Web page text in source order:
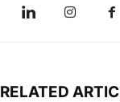
RELATED